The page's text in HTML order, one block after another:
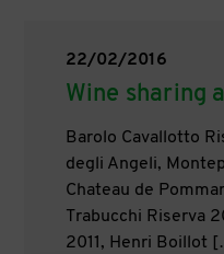
22/02/2016
Wine sharing
Barolo Cavallotto
degli Angeli,
Chateau de
Trabucchi Riserva
2011, Henri Boillot